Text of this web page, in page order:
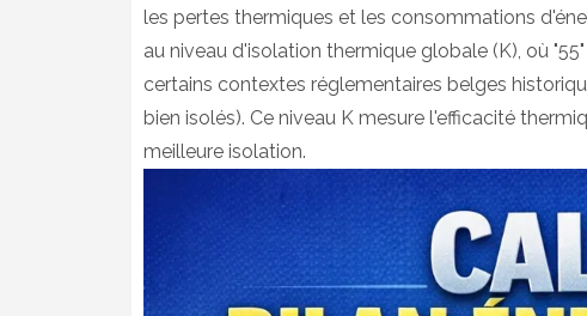
les pertes thermiques et les consommations
au niveau d'isolation thermique globale (K), où
certains contextes réglementaires belges
bien isolés). Ce niveau K mesure l'efficacité
meilleure isolation.